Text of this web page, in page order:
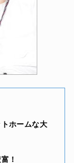
ホームな大
！